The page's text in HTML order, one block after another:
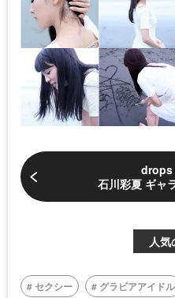
drops
石川彩夏 ギャ
人気
セクシー グラビアアイドル